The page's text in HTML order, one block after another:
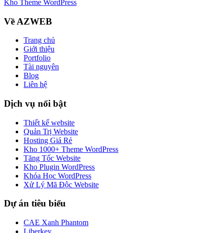
Kho Theme WordPress
Về AZWEB
Trang chủ
Giới thiệu
Portfolio
Tài nguyên
Blog
Liên hệ
Dịch vụ nổi bật
Thiết kế website
Quản Trị Website
Hosting Giá Rẻ
Kho 1000+ Theme WordPress
Tăng Tốc Website
Kho Plugin WordPress
Khóa Học WordPress
Xử Lý Mã Độc Website
Dự án tiêu biểu
CAE Xanh Phantom